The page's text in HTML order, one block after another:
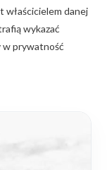
danej
wykazać
w prywatność